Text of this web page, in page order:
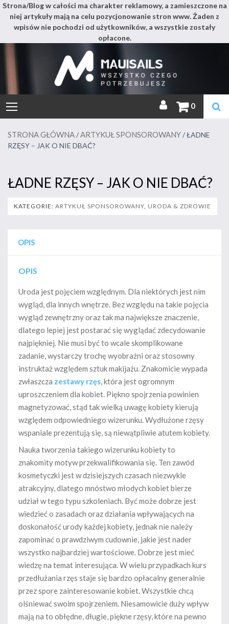
Strona/Blog w całości ma charakter reklamowy, a zamieszczone na
niej artykuły mają na celu pozycjonowanie stron www. Żaden z
wpisów nie pochodzi od użytkowników, a wszystkie zostały
opłacone.
Skip
content
Miejsce pełne wszystkiego
0
STRONA GŁÓWNA/ARTYKUŁ SPONSOROWANY/ ŁADNE
RZĘSY – JAK O NIE DBAĆ?
ŁADNE RZĘSY – JAK O NIE DBAĆ?
KATEGORIE: ARTYKUŁ SPONSOROWANY, URODA & ZDROWIE
OPIS
OPIS
Uroda jest pojęciem względnym. Dla niektórych jest nim
wygląd, dla innych wnętrze. Bez względu na takie pojęcia
wygląd zewnętrzny oraz tak ma największe znaczenie,
dlatego lepiej jest postarać się wyglądać zdecydowanie
najpiękniej. Nie musi być to wcale skomplikowane
zadanie, wystarczy trochę wyobraźni oraz stosowny
instruktaż względem sztuk makijażu. Znakomicie wypada
zwłaszcza zestawy rzęs, która jest ogromnym
uproszczeniem dla kobiet. Piękno spojrzenia powinien
magnetyzować, stąd tak wielką uwagę kobiety kierują
względem odpowiedniego wizerunku. Wydłużone rzęsy
wspaniale prezentują się, są niewątpliwie atutem kobiety.
Nauka tworzenia takiego wizerunku kobiety to
znakomity motyw przekwalifikowania się. Ten zawód
kosmetyczki jest w dzisiejszych czasach niezwykle
atrakcyjny, dlatego mnóstwo młodych kobiet bierze
udział w tego typu szkoleniach. Być może dobrze jest
wiedzieć o zasadach oraz działania wpływających na
doskonałość urody każdej kobiety, jednak nie należy
zapominać o prawdziwym cudownie, jakie jest nader
wszystko najbardziej wartościowe. Dobrze jest mieć
wiedzę na temat interesująca. W wielu przypadkach kurs
przedłużania rzęs staje się bardzo opłacalny generalnie
przez spore zainteresowanie kobiet. Wszystkie chcą
olśniewać swoim spojrzeniem. Niesamowicie duży wpływ
mają na to obłędne, długie, piękne rzęsy, które na pewno